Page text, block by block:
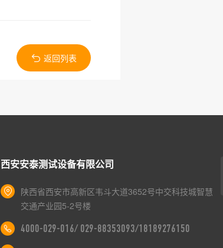
返回列表
西安安泰测试设备有限公司
陕西省西安市高新区韦斗大道3652号中交科技城智慧
交通产业园5-2号楼
4000-029-016/ 029-88353093/18189276150